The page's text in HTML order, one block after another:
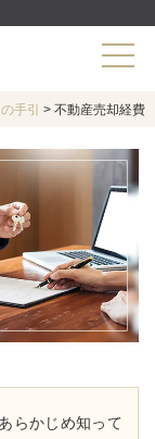
手引 > 不動産売却経費
らかじめ知って